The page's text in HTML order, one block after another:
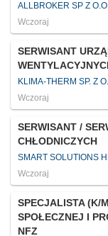
ALLBROKER SP Z
Wczoraj
SERWISANT
KLIMA-THERM SP. Z
Wczoraj
SERWISANT /
CHŁODNICZYCH
SMART SOLUTIONS
Wczoraj
SPECJALISTA (K/
SPOŁECZNEJ I
NFZ